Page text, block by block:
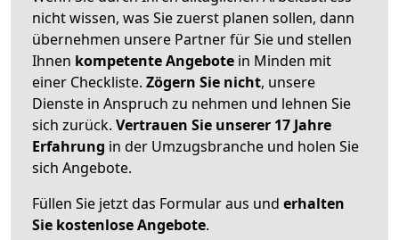
nicht wissen, was Sie zuerst planen sollen, dann
übernehmen unsere Partner für Sie und stellen
Ihnen kompetente Angebote in Minden mit
einer Checkliste. Zögern Sie nicht, unsere
Dienste in Anspruch zu nehmen und lehnen Sie
sich zurück. Vertrauen Sie unserer 17 Jahre
Erfahrung in der Umzugsbranche und holen Sie
sich Angebote.
Füllen Sie jetzt das Formular aus und erhalten
Sie kostenlose Angebote.